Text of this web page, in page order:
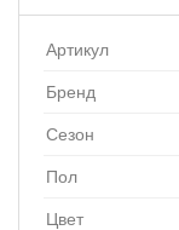
Артикул
Бренд
Сезон
Пол
Цвет